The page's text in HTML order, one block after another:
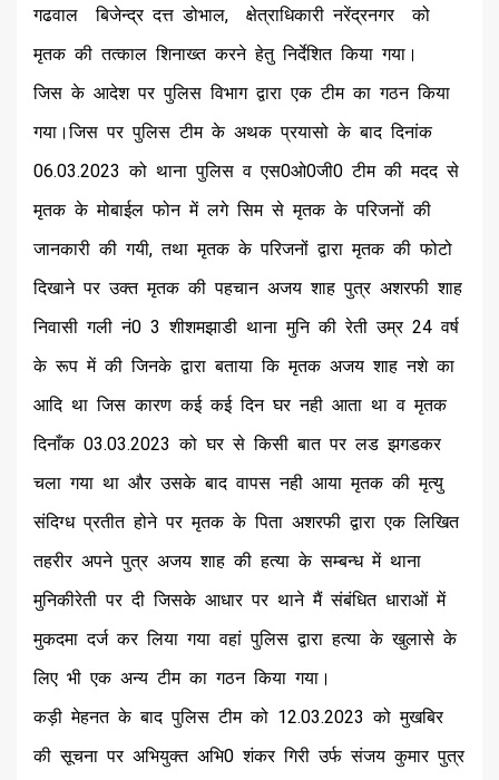
गढवाल बिजेन्द्र दत्त डोभाल, क्षेत्राधिकारी नरेंद्रनगर को
मृतक की तत्काल शिनाख्त करने हेतु निर्देशित किया गया।
जिस के आदेश पर पुलिस विभाग द्वारा एक टीम का गठन किया
गया।जिस पर पुलिस टीम के अथक प्रयासो के बाद दिनांक
06.03.2023 को थाना पुलिस व एस0ओ0जी0 टीम की मदद से
मृतक के मोबाईल फोन में लगे सिम से मृतक के परिजनों की
जानकारी की गयी, तथा मृतक के परिजनों द्वारा मृतक की फोटो
दिखाने पर उक्त मृतक की पहचान अजय शाह पुत्र अशरफी शाह
निवासी गली नं0 3 शीशमझाडी थाना मुनि की रेती उम्र 24 वर्ष
के रूप में की जिनके द्वारा बताया कि मृतक अजय शाह नशे का
आदि था जिस कारण कई कई दिन घर नही आता था व मृतक
दिनाँक 03.03.2023 को घर से किसी बात पर लड झगडकर
चला गया था और उसके बाद वापस नही आया मृतक की मृत्यु
संदिग्ध प्रतीत होने पर मृतक के पिता अशरफी द्वारा एक लिखित
तहरीर अपने पुत्र अजय शाह की हत्या के सम्बन्ध में थाना
मुनिकीरेती पर दी जिसके आधार पर थाने मैं संबंधित धाराओं में
मुकदमा दर्ज कर लिया गया वहां पुलिस द्वारा हत्या के खुलासे के
लिए भी एक अन्य टीम का गठन किया गया।
कड़ी मेहनत के बाद पुलिस टीम को 12.03.2023 को मुखबिर
की सूचना पर अभियुक्त अभि0 शंकर गिरी उर्फ संजय कुमार पुत्र